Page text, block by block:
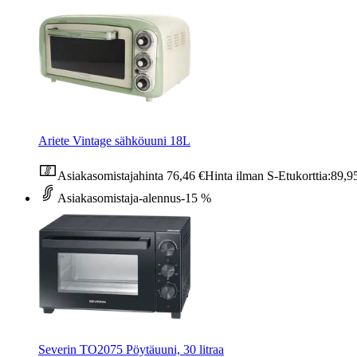
Ariete Vintage sähköuuni 18L
Asiakasomistajahinta 76,46 €Hinta ilman S-Etukorttia:
Asiakasomistaja-alennus-15 %
Severin TO2075 Pöytäuuni, 30 litraa